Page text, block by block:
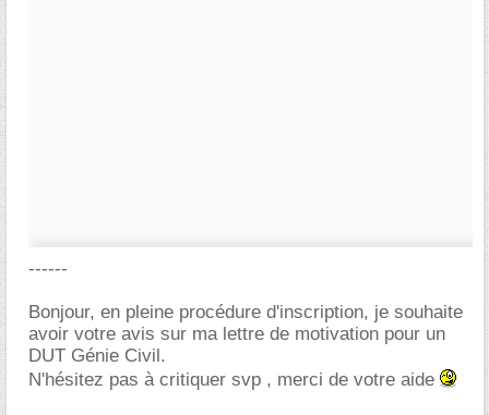
------
Bonjour, en pleine procédure d'inscription, je souhaite
avoir votre avis sur ma lettre de motivation pour un
DUT Génie Civil.
N'hésitez pas à critiquer svp , merci de votre aide